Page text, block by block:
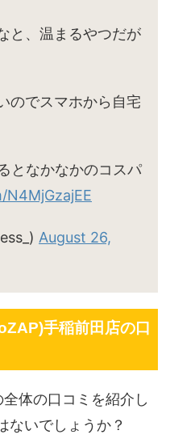
と、温まるやつだが
のでスマホから自宅
となかなかのコスパ
August 26,
手稲前田店の口
体の口コミを紹介し
ないでしょうか？